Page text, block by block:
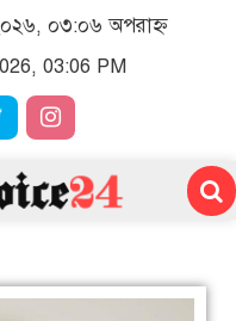
০৩:০৬ অপরাহ্ন
03:06 PM